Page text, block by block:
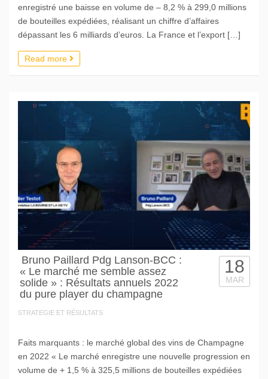
enregistré une baisse en volume de – 8,2 % à 299,0 millions
de bouteilles expédiées, réalisant un chiffre d’affaires
dépassant les 6 milliards d’euros. La France et l’export […]
Read more
Bruno Paillard Pdg Lanson-BCC :
« Le marché me semble assez
solide » : Résultats annuels 2022
du pure player du champagne
STRATEGIE ET RÉSULTATS
18
MAR
Faits marquants : le marché global des vins de Champagne
en 2022 « Le marché enregistre une nouvelle progression en
volume de + 1,5 % à 325,5 millions de bouteilles expédiées